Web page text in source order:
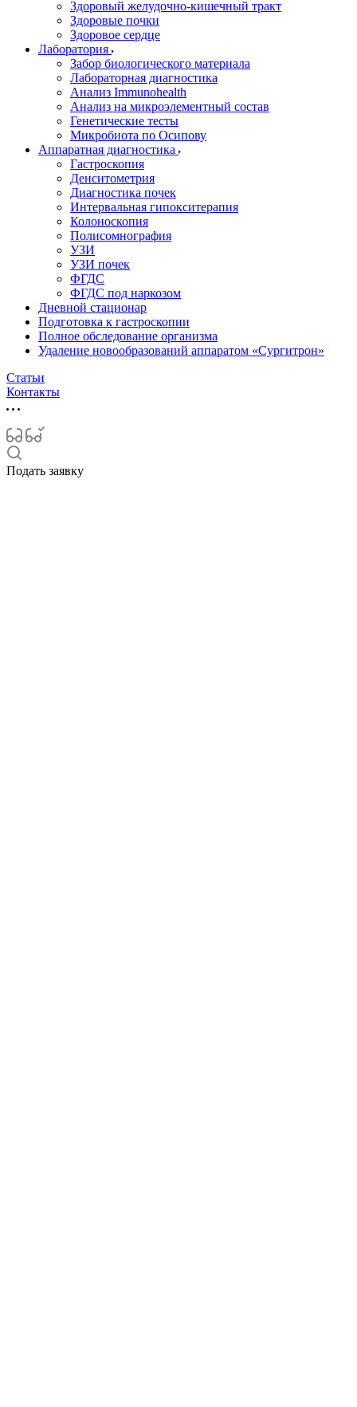
Здоровый желудочно-кишечный тракт
Здоровые почки
Здоровое сердце
Лаборатория
Забор биологического материала
Лабораторная диагностика
Анализ Immunohealth
Анализ на микроэлементный состав
Генетические тесты
Микробиота по Осипову
Аппаратная диагностика
Гастроскопия
Денситометрия
Диагностика почек
Интервальная гипокситерапия
Колоноскопия
Полисомнография
УЗИ
УЗИ почек
ФГДС
ФГДС под наркозом
Дневной стационар
Подготовка к гастроскопии
Полное обследование организма
Удаление новообразований аппаратом «Сургитрон»‎
Статьи
Контакты
Подать заявку